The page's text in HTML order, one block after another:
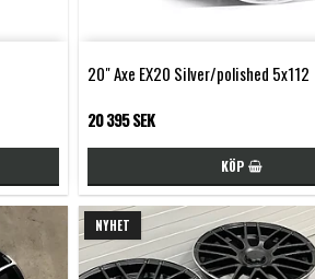
20" Axe EX20 Silver/polished 5x112
20 395 SEK
KÖP
NYHET